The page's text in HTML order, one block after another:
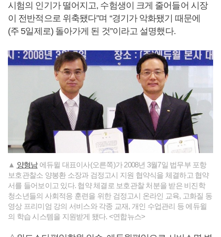
시험의 인기가 떨어지고, 수험생이 크게 줄어들어 시장
이 전반적으로 위축됐다”며 “경기가 악화됐기 때문에
(주 5일제로) 돌아가게 된 것”이라고 설명했다.
▲ 양형남에듀윌 대표이사(오른쪽)가 2008년 3월7일 법무부 포항
보호관찰소 양봉환 소장과 검정고시 지원 협약식을 체결하고 협약
서를 들어보이고 있다. 협약 체결로 보호관찰 처분을 받은 비진학
청소년들의 사회적응 훈련을 위한 검정고시 온라인 교육, 고화질 동
영상 프리미엄 강의 서비스와 각종 교재, 개인 수업관리 등 에듀윌
의 학습 시스템을 지원받게 됐다. <연합뉴스>